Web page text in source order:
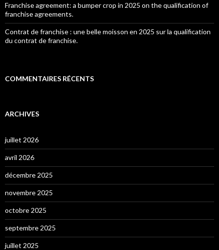
Franchise agreement: a bumper crop in 2025 on the qualification of
franchise agreements.
Contrat de franchise : une belle moisson en 2025 sur la qualification
du contrat de franchise.
COMMENTAIRES RÉCENTS
ARCHIVES
juillet 2026
avril 2026
décembre 2025
novembre 2025
octobre 2025
septembre 2025
juillet 2025